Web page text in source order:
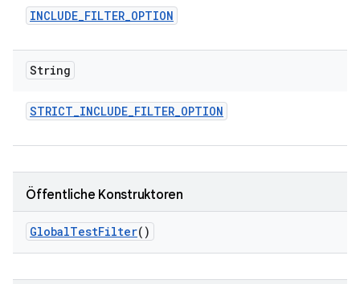
INCLUDE_FILTER_OPTION
String
STRICT_INCLUDE_FILTER_OPTION
Öffentliche Konstruktoren
GlobalTestFilter()